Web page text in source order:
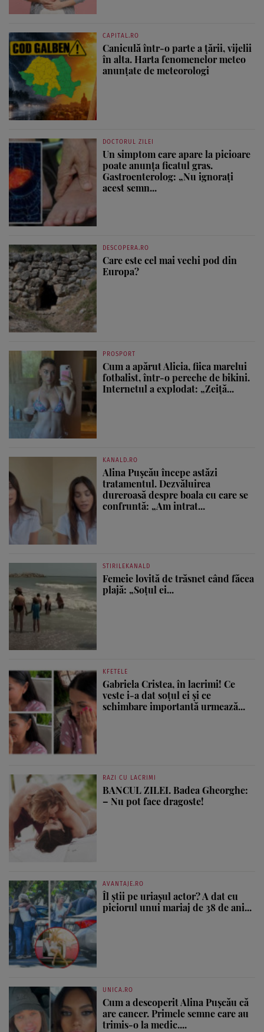
CAPITAL.RO
Caniculă într-o parte a țării, vijelii
în alta. Harta fenomenelor meteo
anunțate de meteorologi
DOCTORUL ZILEI
Un simptom care apare la picioare
poate anunța ficatul gras.
Gastroenterolog: „Nu ignorați
acest semn...
DESCOPERA.RO
Care este cel mai vechi pod din
Europa?
PROSPORT
Cum a apărut Alicia, fiica marelui
fotbalist, într-o pereche de bikini.
Internetul a explodat: „Zeiță...
KANALD.RO
Alina Pușcău începe astăzi
tratamentul. Dezvăluirea
dureroasă despre boala cu care se
confruntă: „Am intrat...
STIRILEKANALD
Femeie lovită de trăsnet când făcea
plajă: „Soțul ei...
KFETELE
Gabriela Cristea, în lacrimi! Ce
veste i-a dat soțul ei și ce
schimbare importantă urmează...
RAZI CU LACRIMI
BANCUL ZILEI. Badea Gheorghe:
– Nu pot face dragoste!
AVANTAJE.RO
Îl știi pe uriașul actor? A dat cu
piciorul unui mariaj de 38 de ani...
UNICA.RO
Cum a descoperit Alina Pușcău că
are cancer. Primele semne care au
trimis-o la medic....